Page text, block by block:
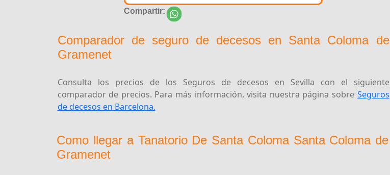
Compartir:
Comparador de seguro de decesos en Santa Coloma de
Gramenet
Consulta los precios de los Seguros de decesos en Sevilla con el siguiente
comparador de precios. Para más información, visita nuestra página sobre Seguros
de decesos en Barcelona.
Como llegar a Tanatorio De Santa Coloma Santa Coloma de
Gramenet